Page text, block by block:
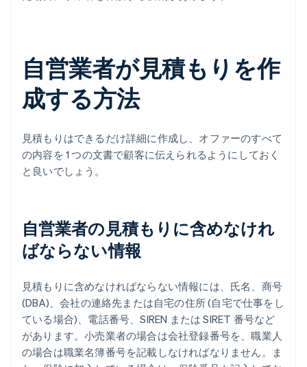
自営業者が見積もりを作
成する方法
見積もりはできるだけ詳細に作成し、オファーのすべて
の内容を 1 つの文書で顧客に伝えられるようにしておく
と良いでしょう。
自営業者の見積もりに含めなけれ
ばならない情報
見積もりに含めなければならない情報には、氏名、商号
(DBA)、会社の連絡先または自宅の住所 (自宅で仕事をし
ている場合)、電話番号、SIREN または SIRET 番号など
があります。小売業者の場合は会社登録番号を、職業人
の場合は職業名簿番号を記載しなければなりません。ま